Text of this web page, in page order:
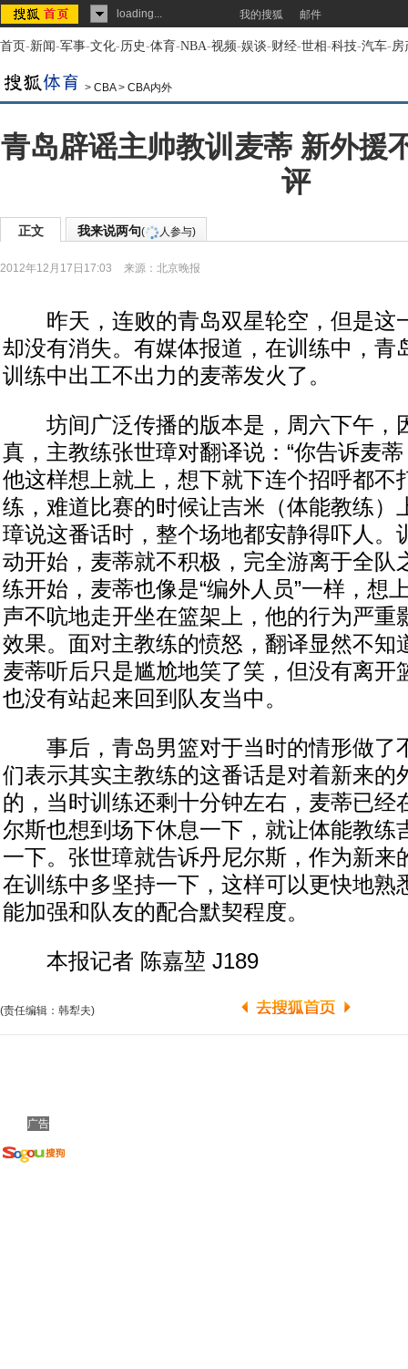
loading... 我的搜狐 邮件
首页-新闻-军事-文化-历史-体育-NBA-视频-娱谈-财经-世相-科技-汽车-房
> CBA> CBA内外
青岛辟谣主帅教训麦蒂 新外援
评
正文 我来说两句( 人参与)
2012年12月17日17:03 来源： 北京晚报
昨天，连败的青岛双星轮空，但是这
却没有消失。有媒体报道，在训练中，青
训练中出工不出力的麦蒂发火了。
坊间广泛传播的版本是，周六下午，
真，主教练张世璋对翻译说：“你告诉麦
他这样想上就上，想下就下连个招呼都不
练，难道比赛的时候让吉米（体能教练）
璋说这番话时，整个场地都安静得吓人。
动开始，麦蒂就不积极，完全游离于全队
练开始，麦蒂也像是“编外人员”一样，想
声不吭地走开坐在篮架上，他的行为严重
效果。面对主教练的愤怒，翻译显然不知
麦蒂听后只是尴尬地笑了笑，但没有离开
也没有站起来回到队友当中。
事后，青岛男篮对于当时的情形做了
们表示其实主教练的这番话是对着新来的
的，当时训练还剩十分钟左右，麦蒂已经
尔斯也想到场下休息一下，就让体能教练
一下。张世璋就告诉丹尼尔斯，作为新来
在训练中多坚持一下，这样可以更快地熟
能加强和队友的配合默契程度。
本报记者 陈嘉堃 J189
(责任编辑：韩犁夫)
广告